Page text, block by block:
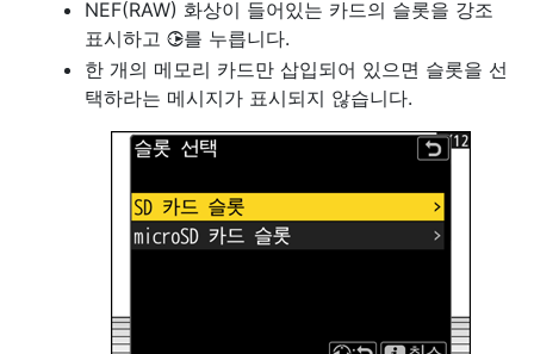
NEF(RAW) 화상이 들어있는 카드의 슬롯을 강조
표시하고 2를 누릅니다.
한 개의 메모리 카드만 삽입되어 있으면 슬롯을 선
택하라는 메시지가 표시되지 않습니다.